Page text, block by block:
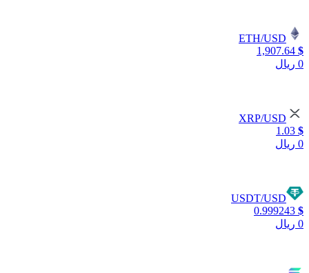
ETH/USD
$
1,907.64
0 ریال
XRP/USD
$
1.03
0 ریال
USDT/USD
$
0.999243
0 ریال